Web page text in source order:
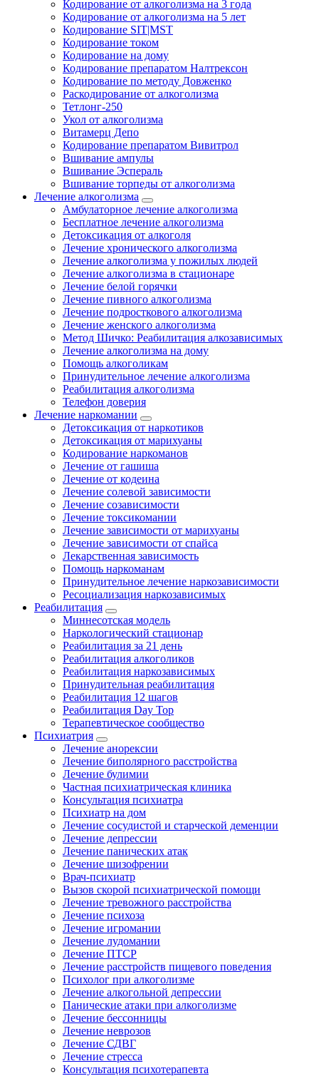
Кодирование от алкоголизма на 3 года
Кодирование от алкоголизма на 5 лет
Кодирование SIT|MST
Кодирование током
Кодирование на дому
Кодирование препаратом Налтрексон
Кодирование по методу Довженко
Раскодирование от алкоголизма
Тетлонг-250
Укол от алкоголизма
Витамерц Депо
Кодирование препаратом Вивитрол
Вшивание ампулы
Вшивание Эспераль
Вшивание торпеды от алкоголизма
Лечение алкоголизма
Амбулаторное лечение алкоголизма
Бесплатное лечение алкоголизма
Детоксикация от алкоголя
Лечение хронического алкоголизма
Лечение алкоголизма у пожилых людей
Лечение алкоголизма в стационаре
Лечение белой горячки
Лечение пивного алкоголизма
Лечение подросткового алкоголизма
Лечение женского алкоголизма
Метод Шичко: Реабилитация алкозависимых
Лечение алкоголизма на дому
Помощь алкоголикам
Принудительное лечение алкоголизма
Реабилитация алкоголизма
Телефон доверия
Лечение наркомании
Детоксикация от наркотиков
Детоксикация от марихуаны
Кодирование наркоманов
Лечение от гашиша
Лечение от кодеина
Лечение солевой зависимости
Лечение созависимости
Лечение токсикомании
Лечение зависимости от марихуаны
Лечение зависимости от спайса
Лекарственная зависимость
Помощь наркоманам
Принудительное лечение наркозависимости
Ресоциализация наркозависимых
Реабилитация
Миннесотская модель
Наркологический стационар
Реабилитация за 21 день
Реабилитация алкоголиков
Реабилитация наркозависимых
Принудительная реабилитация
Реабилитация 12 шагов
Реабилитация Day Top
Терапевтическое сообщество
Психиатрия
Лечение анорексии
Лечение биполярного расстройства
Лечение булимии
Частная психиатрическая клиника
Консультация психиатра
Психиатр на дом
Лечение сосудистой и старческой деменции
Лечение депрессии
Лечение панических атак
Лечение шизофрении
Врач-психиатр
Вызов скорой психиатрической помощи
Лечение тревожного расстройства
Лечение психоза
Лечение игромании
Лечение лудомании
Лечение ПТСР
Лечение расстройств пищевого поведения
Психолог при алкоголизме
Лечение алкогольной депрессии
Панические атаки при алкоголизме
Лечение бессонницы
Лечение неврозов
Лечение СДВГ
Лечение стресса
Консультация психотерапевта